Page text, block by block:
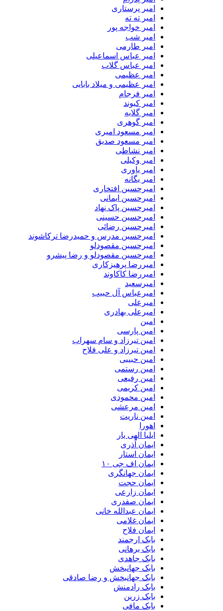
امیر پرستاری
امیر ته ته
امیر خواجه پور
امیر شب
امیر طارمی
امیر عباس اسماعیلی
امیر عباس گلاب
امیر عظیمی
امیر عظیمی و میلاد بابایی
امیر فرجام
امیر کیوند
امیر گلایه
امیر گوهری
امیر مسعود امیری
امیر مسعود صدیق
امیر نشاطی
امیر وکیلی
امیر یاوری
امیر یگانه
امیرحسین افتخاری
امیرحسین ایمانی
امیرحسین پاک نهاد
امیرحسین حسینی
امیرحسین رضائی
امیرحسین مدرس و حمیدرضا ترکاشوند
امیرحسین مقصودلو
امیرحسین مقصودلو و رضا پیشرو
امیررضا پرهیزکاری
امیررضا کاکاوند
امیرسعید
امیرعباس آل حبیب
امیرعلی
امیرعلی بهادری
امین پارسی
امین تیرزاد و سام سهراب
امین تیرزاد و علی فلاح
امین حبیبی
امین رستمی
امین رفیعی
امین کریمی
امین محمودی
امین مرعشی
امین ناریت
ایلیا الهی یار
ایمان آذری
ایمان استار
ایمان اف جی ۱۰
ایمان جهانگری
ایمان حجت
ایمان زارعی
ایمان صفدری
ایمان عبدالله خانی
ایمان غلامی
ایمان فلاح
بابک ارجمند
بابک برهانی
بابک جاهدی
بابک جهانبخش
بابک جهانبخش و رضا صادقی
بابک رادمنش
بابک زرین
بابک مافی